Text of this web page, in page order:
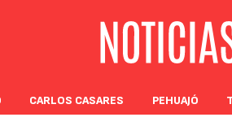
CARLOS CASARES PEHUAJÓ